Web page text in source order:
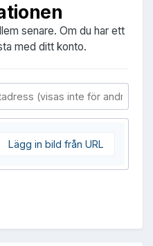
senare. Om du har ett
med ditt konto.
Lägg in bild från URL